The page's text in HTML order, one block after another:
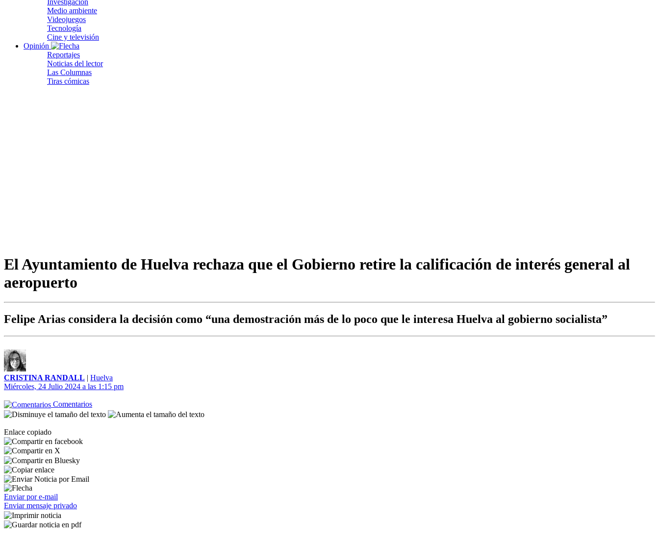
Investigación
Medio ambiente
Videojuegos
Tecnología
Cine y televisión
Opinión
Reportajes
Noticias del lector
Las Columnas
Tiras cómicas
El Ayuntamiento de Huelva rechaza que el Gobierno retire la calificación de interés general al
aeropuerto
Felipe Arias considera la decisión como “una demostración más de lo poco que le interesa Huelva al gobierno socialista”
CRISTINA RANDALL | Huelva
Miércoles, 24 Julio 2024 a las 1:15 pm
Comentarios
Enlace copiado
Enviar por e-mail
Enviar mensaje privado